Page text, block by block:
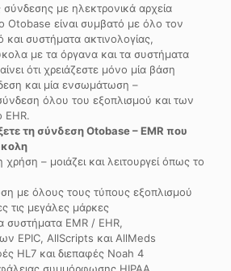
με ηλεκτρονικά αρχεία
Otobase είναι συμβατό με όλο τον
και συστήματα ακτινολογίας,
με τα όργανα και τα συστήματα
ότι χρειάζεστε μόνο μία βάση
και μία ενσωμάτωση –
όλου του εξοπλισμού και των
EHR.
τη σύνδεση Otobase – EMR που
– μοιάζει και λειτουργεί όπως το
με όλους τους τύπους εξοπλισμού
τις μεγάλες μάρκες
συστήματα EMR / EHR,
EPIC, AllScripts και AllMeds
HL7 και διεπαφές Noah 4
συμμόρφωσης HIPAA